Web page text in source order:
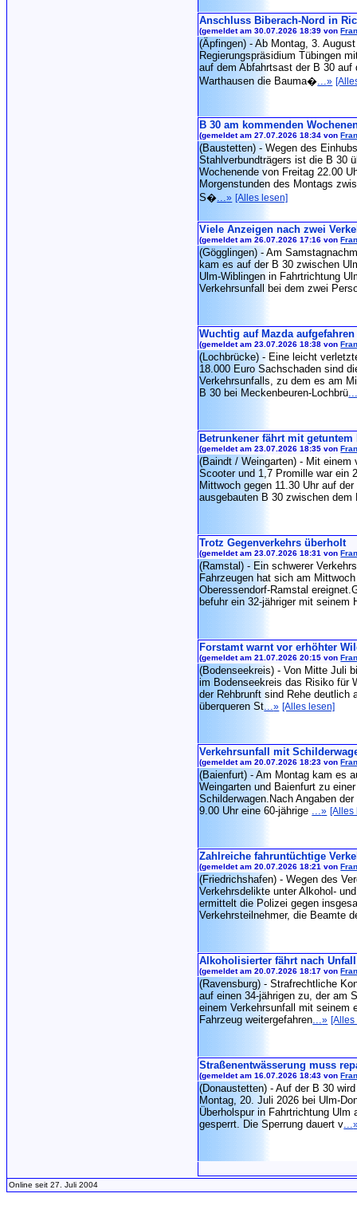
Anschluss Biberach-Nord in
(gemeldet am 30.07.2026 18:39 von
(Äpfingen) - Ab Montag, 3.
Regierungspräsidium Tübingen
auf dem Abfahrtsast der B 30 auf
Warthausen die Bauma�...»
B 30 am kommenden
(gemeldet am 27.07.2026 18:34 von
(Baustetten) - Wegen des
Stahlverbundträgers ist die B 30
Wochenende von Freitag 22.00
Morgenstunden des Montags
S�...» [Alles lesen]
Viele Anzeigen nach zwei
(gemeldet am 26.07.2026 17:16 von
(Gögglingen) - Am
kam es auf der B 30 zwischen
Ulm-Wiblingen in Fahrtrichtung
Verkehrsunfall bei dem zwei
Wuchtig auf Mazda aufgefahren
(gemeldet am 23.07.2026 18:38 von
(Lochbrücke) - Eine leicht
18.000 Euro Sachschaden sind
Verkehrsunfalls, zu dem es am
B 30 bei Meckenbeuren-Lochbrü
Betrunkener fährt mit getuntem
(gemeldet am 23.07.2026 18:35 von
(Baindt / Weingarten) - Mit einem
Scooter und 1,7 Promille war ein
Mittwoch gegen 11.30 Uhr auf
ausgebauten B 30 zwischen dem
Trotz Gegenverkehrs überholt
(gemeldet am 23.07.2026 18:31 von
(Ramstal) - Ein schwerer
Fahrzeugen hat sich am
Oberessendorf-Ramstal
befuhr ein 32-jähriger mit seinem
Forstamt warnt vor erhöhter
(gemeldet am 21.07.2026 20:15 von
(Bodenseekreis) - Von Mitte Juli
im Bodenseekreis das Risiko für
der Rehbrunft sind Rehe deutlich
überqueren St...» [Alles lesen]
Verkehrsunfall mit
(gemeldet am 20.07.2026 18:23 von
(Baienfurt) - Am Montag kam es
Weingarten und Baienfurt zu
Schilderwagen.Nach Angaben
9.00 Uhr eine 60-jährige ...» [Alles
Zahlreiche fahruntüchtige
(gemeldet am 20.07.2026 18:21 von
(Friedrichshafen) - Wegen des
Verkehrsdelikte unter Alkohol-
ermittelt die Polizei gegen
Verkehrsteilnehmer, die Beamte
Alkoholisierter fährt nach
(gemeldet am 20.07.2026 18:17 von
(Ravensburg) - Strafrechtliche
auf einen 34-jährigen zu, der am
einem Verkehrsunfall mit seinem
Fahrzeug weitergefahren...»
Straßenentwässerung muss
(gemeldet am 16.07.2026 18:43 von
(Donaustetten) - Auf der B 30
Montag, 20. Juli 2026 bei Ulm-
Überholspur in Fahrtrichtung Ulm
gesperrt. Die Sperrung dauert v...
Online seit 27. Juli 2004